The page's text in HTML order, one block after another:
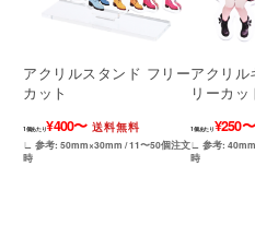
アクリルスタンド フリー
カット
1個あたり¥400〜 送料無料
∟ 参考: 50mm×30mm / 11〜50個注文
時
アクリル
リーカッ
1個あたり¥250〜
∟ 参考:
時